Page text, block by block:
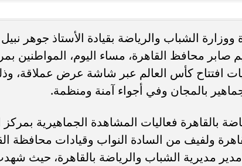
الشباب والرياضة بقيادة الأستاذ جوهر نبيل
صابر محافظ القاهرة، مساء اليوم، المواطنين
افتتاح كأس العالم عبر شاشة عرض عملاقة،
بالمجان وفي أجواء آمنة ومنظمة.
فعاليات المشاهدة الجماهيرية بمركز
ولفيف من السادة النواب وقيادات محافظة
مدير مديرية الشباب والرياضة بالقاهرة، حيث